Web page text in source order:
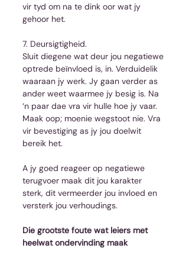
vir tyd om na te dink oor wat jy
gehoor het.
7. Deursigtigheid.
Sluit diegene wat deur jou negatiewe
optrede beïnvloed is, in. Verduidelik
waaraan jy werk. Jy gaan verder as
ander weet waarmee jy besig is. Na
‘n paar dae vra vir hulle hoe jy vaar.
Maak oop; moenie wegstoot nie. Vra
vir bevestiging as jy jou doelwit
bereik het.
A jy goed reageer op negatiewe
terugvoer maak dit jou karakter
sterk, dit vermeerder jou invloed en
versterk jou verhoudings.
Die grootste foute wat leiers met
heelwat ondervinding maak